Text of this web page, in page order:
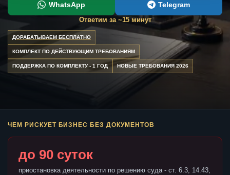
WhatsApp Telegram
Ответим за ~15 минут
ДОРАБАТЫВАЕМ БЕСПЛАТНО
КОМПЛЕКТ ПО ДЕЙСТВУЮЩИМ ТРЕБОВАНИЯМ
ПОДДЕРЖКА ПО КОМПЛЕКТУ - 1 ГОД НОВЫЕ ТРЕБОВАНИЯ 2026
ЧЕМ РИСКУЕТ БИЗНЕС БЕЗ ДОКУМЕНТОВ
до 90 суток
приостановка деятельности по решению суда - ст. 6.3, 14.43,